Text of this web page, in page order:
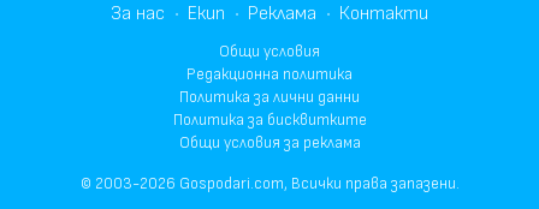
За нас Екип Реклама Контакти
Общи условия
Редакционна политика
Политика за лични данни
Политика за бисквитките
Общи условия за реклама
© 2003-2026 Gospodari.com, Всички права запазени.